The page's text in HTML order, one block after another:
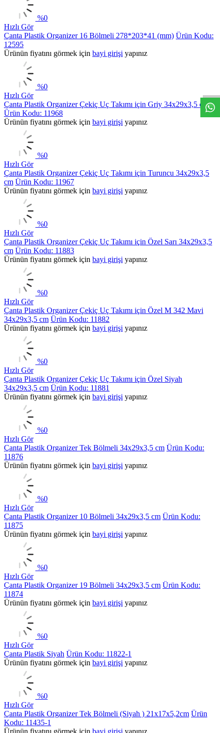
%0
Hızlı Gör
Çanta Plastik Organizer 16 Bölmeli 278*203*41 (mm) Ürün Kodu:
12595
Ürünün fiyatını görmek için bayi girişi yapınız
%0
Hızlı Gör
Çanta Plastik Organizer Çekiç Uç Takımı için Griy 34x29x3,5 cm
Ürün Kodu: 11968
Ürünün fiyatını görmek için bayi girişi yapınız
%0
Hızlı Gör
Çanta Plastik Organizer Çekiç Uç Takımı için Turuncu 34x29x3,5
cm Ürün Kodu: 11967
Ürünün fiyatını görmek için bayi girişi yapınız
%0
Hızlı Gör
Çanta Plastik Organizer Çekiç Uç Takımı için Özel Sarı 34x29x3,5
cm Ürün Kodu: 11883
Ürünün fiyatını görmek için bayi girişi yapınız
%0
Hızlı Gör
Çanta Plastik Organizer Çekiç Uç Takımı için Özel M 342 Mavi
34x29x3,5 cm Ürün Kodu: 11882
Ürünün fiyatını görmek için bayi girişi yapınız
%0
Hızlı Gör
Çanta Plastik Organizer Çekiç Uç Takımı için Özel Siyah
34x29x3,5 cm Ürün Kodu: 11881
Ürünün fiyatını görmek için bayi girişi yapınız
%0
Hızlı Gör
Çanta Plastik Organizer Tek Bölmeli 34x29x3,5 cm Ürün Kodu:
11876
Ürünün fiyatını görmek için bayi girişi yapınız
%0
Hızlı Gör
Çanta Plastik Organizer 10 Bölmeli 34x29x3,5 cm Ürün Kodu:
11875
Ürünün fiyatını görmek için bayi girişi yapınız
%0
Hızlı Gör
Çanta Plastik Organizer 19 Bölmeli 34x29x3,5 cm Ürün Kodu:
11874
Ürünün fiyatını görmek için bayi girişi yapınız
%0
Hızlı Gör
Çanta Plastik Siyah Ürün Kodu: 11822-1
Ürünün fiyatını görmek için bayi girişi yapınız
%0
Hızlı Gör
Çanta Plastik Organizer Tek Bölmeli (Siyah ) 21x17x5,2cm Ürün
Kodu: 11435-1
Ürünün fiyatını görmek için bayi girişi yapınız